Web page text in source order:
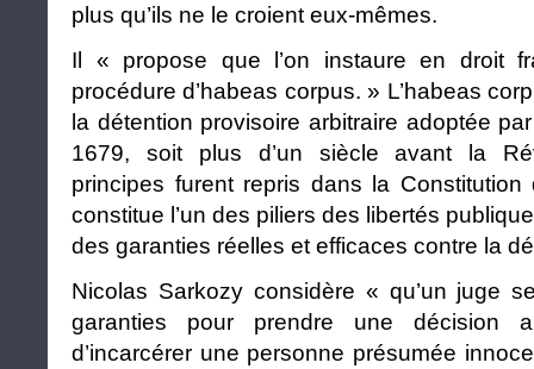
plus qu’ils ne le croient eux-mêmes.
Il « propose que l’on instaure en droit
procédure d’habeas corpus. » L’habeas
la détention provisoire arbitraire adoptée
1679, soit plus d’un siècle avant la
principes furent repris dans la
constitue l’un des piliers des libertés
des garanties réelles et efficaces contre la
Nicolas Sarkozy considère « qu’un juge
garanties pour prendre une décision
d’incarcérer une personne présumée